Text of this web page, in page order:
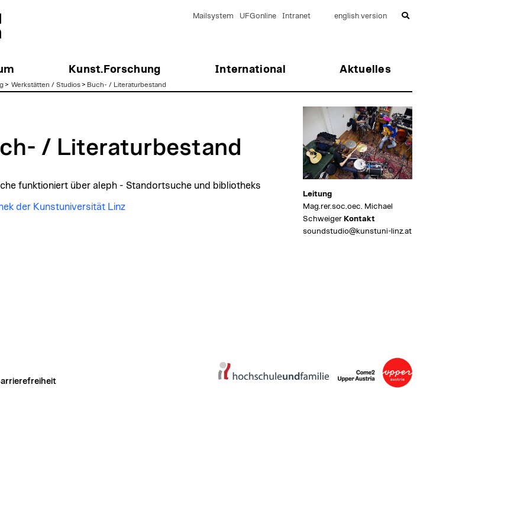
Kunst.Forschung International Aktuelles
Mailsystem UFGonline Intranet english version
> Werkstätten / Studios> Buch- / Literaturbestand
/ Literaturbestand
funktioniert über aleph - Standortsuche und bibliotheks
der Kunstuniversität Linz
Leitung
Mag.rer.soc.oec. Michael
Schweiger Kontakt
soundstudio@kunstuni-linz.at